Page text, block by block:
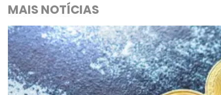
MAIS NOTÍCIAS